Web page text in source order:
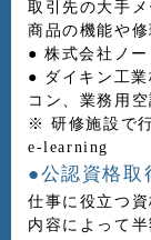
取引先の大手
商品の機能や
● 株式会社ノ
● ダイキン工
コン、業務用
※ 研修施設で
e-learning
●公認資格取
仕事に役立つ
内容によって